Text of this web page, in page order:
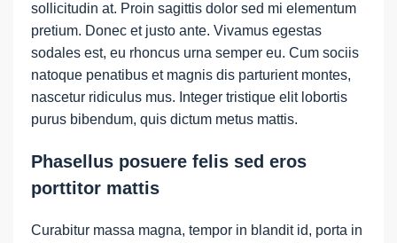
sollicitudin at. Proin sagittis dolor sed mi elementum
pretium. Donec et justo ante. Vivamus egestas
sodales est, eu rhoncus urna semper eu. Cum sociis
natoque penatibus et magnis dis parturient montes,
nascetur ridiculus mus. Integer tristique elit lobortis
purus bibendum, quis dictum metus mattis.
Phasellus posuere felis sed eros
porttitor mattis
Curabitur massa magna, tempor in blandit id, porta in